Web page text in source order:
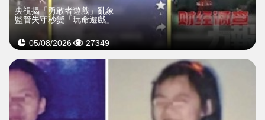
央視揭「勇敢者遊戲」亂象
監管失守秒變「玩命遊戲」
05/08/2026 27349